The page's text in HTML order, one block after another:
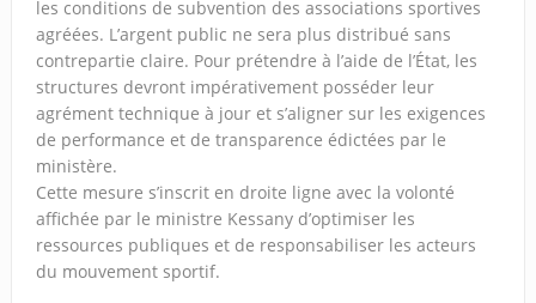
les conditions de subvention des associations sportives
agréées. L’argent public ne sera plus distribué sans
contrepartie claire. Pour prétendre à l’aide de l’État, les
structures devront impérativement posséder leur
agrément technique à jour et s’aligner sur les exigences
de performance et de transparence édictées par le
ministère.
Cette mesure s’inscrit en droite ligne avec la volonté
affichée par le ministre Kessany d’optimiser les
ressources publiques et de responsabiliser les acteurs
du mouvement sportif.